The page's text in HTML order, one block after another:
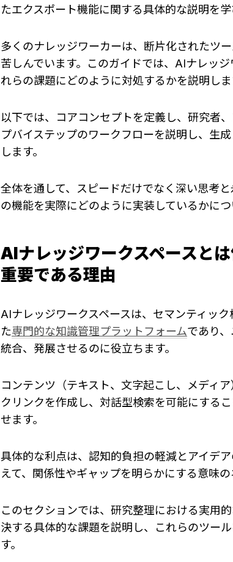
たエクスポート機能に関する具体的な説明を学
多くのナレッジワーカーは、断片化されたツ
苦しんでいます。このガイドでは、AIナレッ
れらの課題にどのように対処するかを説明しま
以下では、コアコンセプトを定義し、研究者
プバイステップのワークフローを説明し、生
します。
全体を通して、スピードだけでなく深い思考
の機能を実際にどのように実装しているかにつ
AIナレッジワークスペースと
重要である理由
AIナレッジワークスペースは、セマンティッ
た専門的な知識管理プラットフォームであり
統合、発展させるのに役立ちます。
コンテンツ（テキスト、文字起こし、メディ
クリンクを作成し、対話型検索を可能にする
せます。
具体的な利点は、認知的負担の軽減とアイデ
えて、関係性やギャップを明らかにする意味の
このセクションでは、研究整理における実用
決する具体的な課題を説明し、これらのツー
す。